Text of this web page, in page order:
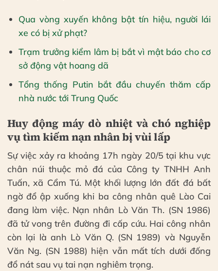
Qua vòng xuyến không bật tín hiệu, người lái
xe có bị xử phạt?
Trạm trưởng kiểm lâm bị bắt vì mật báo cho cơ
sở động vật hoang dã
Tổng thống Putin bắt đầu chuyến thăm cấp
nhà nước tới Trung Quốc
Huy động máy dò nhiệt và chó nghiệp
vụ tìm kiếm nạn nhân bị vùi lấp
Sự việc xảy ra khoảng 17h ngày 20/5 tại khu vực
chân núi thuộc mỏ đá của Công ty TNHH Anh
Tuấn, xã Cẩm Tú. Một khối lượng lớn đất đá bất
ngờ đổ ập xuống khi ba công nhân quê Lào Cai
đang làm việc. Nạn nhân Lò Văn Th. (SN 1986)
đã tử vong trên đường đi cấp cứu. Hai công nhân
còn lại là anh Lò Văn Q. (SN 1989) và Nguyễn
Văn Ng. (SN 1988) hiện vẫn mất tích dưới đống
đổ nát sau vụ tai nạn nghiêm trọng.